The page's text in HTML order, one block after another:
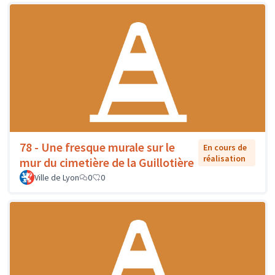
78 - Une fresque murale sur le
mur du cimetière de la Guillotière
En cours de
réalisation
Ville de Lyon
0 0